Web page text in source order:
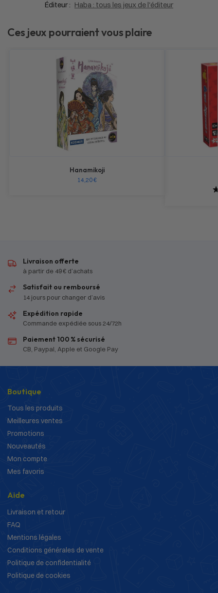
Éditeur : Haba : tous les jeux de l'éditeur
Ces jeux pourraient vous plaire
Hanamikoji
14,20€
Livraison offerte
à partir de 49 € d’achats
Satisfait ou remboursé
14 jours pour changer d’avis
Expédition rapide
Commande expédiée sous 24/72h
Paiement 100 % sécurisé
CB, Paypal, Apple et Google Pay
Boutique
Tous les produits
Meilleures ventes
Promotions
Nouveautés
Mon compte
Mes favoris
Aide
Livraison et retour
FAQ
Mentions légales
Conditions générales de vente
Politique de confidentialité
Politique de cookies